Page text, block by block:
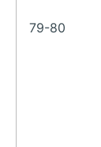
79-80